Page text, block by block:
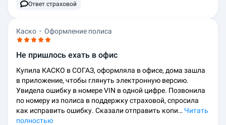
Ответ страховой
Каско Оформление полиса
Не пришлось ехать в офис
Купила КАСКО в СОГАЗ, оформляла в офисе, дома зашла
в приложение, чтобы глянуть электронную версию.
Увидела ошибку в номере VIN в одной цифре. Позвонила
по номеру из полиса в поддержку страховой, спросила
как исправить ошибку. Сказали отправить копи… Читать
полностью